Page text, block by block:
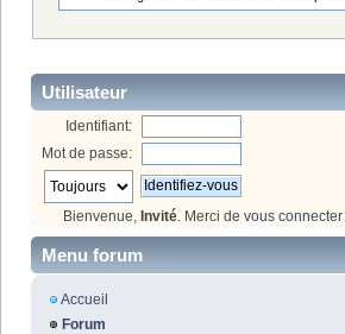
Utilisateur
Identifiant:
Mot de passe:
Bienvenue, Invité. Merci de vous connecter
Menu forum
Accueil
Forum